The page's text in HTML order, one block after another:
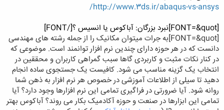
http://www.3ds.ir/abaqus-vs-ansys/
[FONT=&quot]
نبرد بزرگان: آباکوس یا انسیس ؟[/FONT]
[FONT=&quot]
به جرات میتوان مکانیک را از جمله رشته های مهندسی
دانست که در هر حوزه دارای چندین نرم افزار توانمند است. موضوعی که
در کنار نکات مثبت و کاربردی گاها سبب گمراهی کاربران و محققین در
انتخاب یک گزینه مناسب می شود. کافیست یک جستجوی ساده انجام
دهید تا سیلی از اطلاعات آموزشی در خصوص هر نرم افزار به ذهن شما
روانه شود. آیا ضرورتی در فراگیری تمامی این نرم افزارها وجود دارد؟ آیا
تمامی این ابزارها در صنعت و حوزه آکادمیک بکار می روند؟ آباکوس بهتر